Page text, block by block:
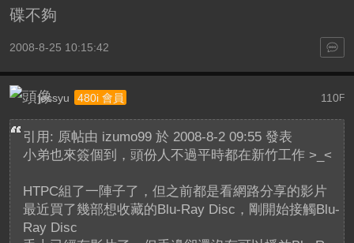
碟不夠
2008-8-25 10:15:42
110F
jessyu 480i 會員
引用: 原帖由 izumo99於 2008-8-2 09:55 發表
小弟也來簽個到，頭份人不過平時都在新竹工作 >_<
HTPC組了一陣子了，但之前都是看網路分享的影片
最近買了幾部想收藏的Blu-Ray Disc，剛開始接觸Blu-
Ray Disc